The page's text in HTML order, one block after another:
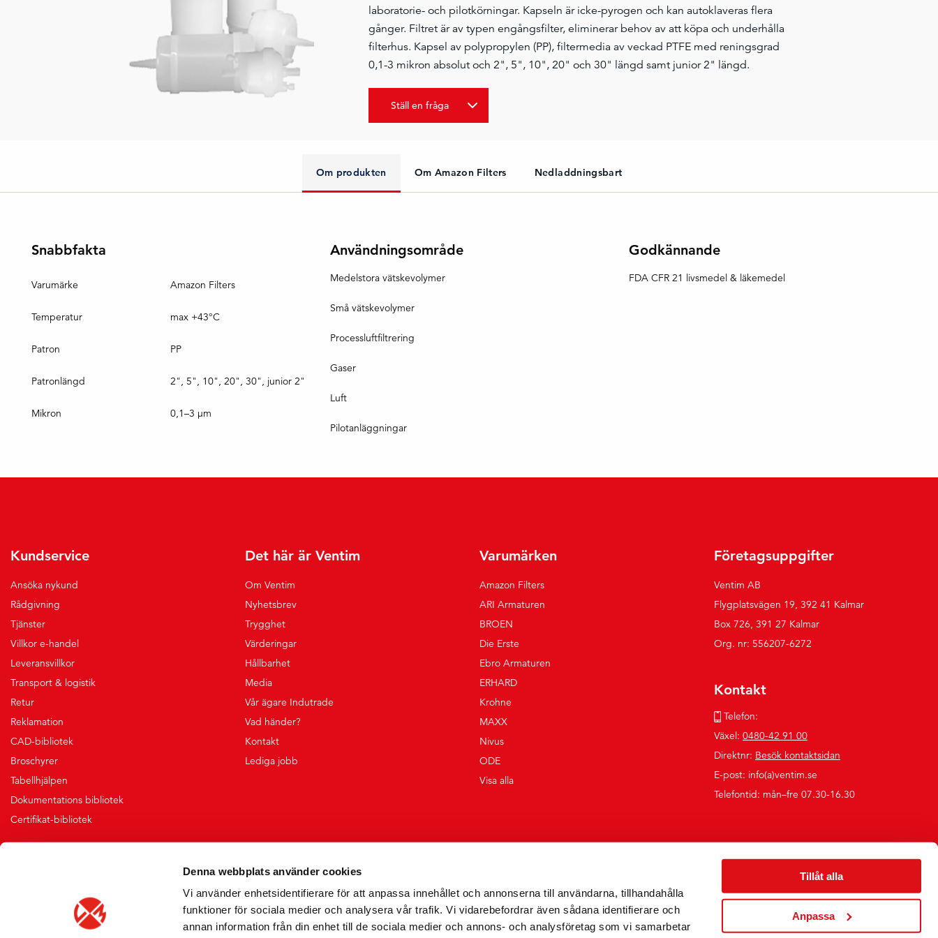
Denna webbplats använder cookies
Vi använder enhetsidentifierare för att anpassa innehållet och annonserna till användarna, tillhandahålla
funktioner för sociala medier och analysera vår trafik. Vi vidarebefordrar även sådana identifierare och
annan information från din enhet till de sociala medier och annons- och analysföretag som vi samarbetar
Tillåt alla
Anpassa
laboratorie- och pilotkörningar. Kapseln är icke-pyrogen och kan autoklaveras flera
gånger. Filtret är av typen engångsfilter, eliminerar behov av att köpa och underhålla
filterhus. Kapsel av polypropylen (PP), filtermedia av veckad PTFE med reningsgrad
0,1-3 mikron absolut och 2", 5", 10", 20" och 30" längd samt junior 2" längd.
Ställ en fråga
Om produkten Om Amazon Filters Nedladdningsbart
Snabbfakta
Varumärke Amazon Filters
Temperatur max +43°C
Patron PP
Patronlängd 2", 5", 10", 20", 30", junior 2"
Mikron 0,1–3 µm
Användningsområde
Medelstora vätskevolymer
Små vätskevolymer
Processluftfiltrering
Gaser
Luft
Pilotanläggningar
Godkännande
FDA CFR 21 livsmedel & läkemedel
Kundservice
Ansöka nykund
Rådgivning
Tjänster
Villkor e-handel
Leveransvillkor
Transport & logistik
Retur
Reklamation
CAD-bibliotek
Broschyrer
Tabellhjälpen
Dokumentations bibliotek
Certifikat-bibliotek
Det här är Ventim
Om Ventim
Nyhetsbrev
Trygghet
Värderingar
Hållbarhet
Media
Vår ägare Indutrade
Vad händer?
Kontakt
Lediga jobb
Varumärken
Amazon Filters
ARI Armaturen
BROEN
Die Erste
Ebro Armaturen
ERHARD
Krohne
MAXX
Nivus
ODE
Visa alla
Företagsuppgifter
Ventim AB
Flygplatsvägen 19, 392 41 Kalmar
Box 726, 391 27 Kalmar
Org. nr: 556207-6272
Kontakt
Telefon:
Växel: 0480-42 91 00
Direktnr: Besök kontaktsidan
E-post: info(a)ventim.se
Telefontid: mån–fre 07.30-16.30